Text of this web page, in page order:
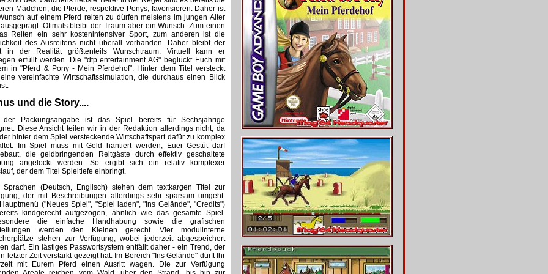
Mädchen, die Pferde, respektive Ponys, favorisieren. Daher ist
auf einem Pferd reiten zu dürfen meistens im jungen Alter
Oftmals bleibt der Traum aber ein Wunsch. Zum einen
Reiten ein sehr kostenintensiver Sport, zum anderen ist die
des Ausreitens nicht überall vorhanden. Daher bleibt der
in der Realität größtenteils Wunschtraum. Virtuell kann er
erfüllt werden. Die "dtp entertainment AG" beglückt Euch mit
in "Pferd & Pony - Mein Pferdehof". Hinter dem Titel versteckt
vereinfachte Wirtschaftssimulation, die durchaus einen Blick
und die Story....
der Packungsangabe ist das Spiel bereits für Sechsjährige
Diese Ansicht teilen wir in der Redaktion allerdings nicht, da
hinter dem Spiel versteckende Wirtschaftspart dafür zu komplex
Im Spiel muss mit Geld hantiert werden, Euer Gestüt darf
die geldbringenden Reitgäste durch effektiv geschaltete
angelockt werden. So ergibt sich ein relativ komplexer
der dem Titel Spieltiefe einbringt.
Sprachen (Deutsch, Englisch) stehen dem textkargen Titel zur
der mit Beschreibungen allerdings sehr sparsam umgeht.
("Neues Spiel", "Spiel laden", "Ins Gelände", "Credits")
kindgerecht aufgezogen, ähnlich wie das gesamte Spiel.
die einfache Handhabung sowie die grafischen
werden den Kleinen gerecht. Vier modulinterne
stehen zur Verfügung, wobei jederzeit abgespeichert
darf. Ein lästiges Passwortsystem entfällt daher - ein Trend, der
letzter Zeit verstärkt gezeigt hat. Im Bereich "Ins Gelände" dürft Ihr
mit Eurem Pferd einen Ausritt wagen. Die zur Verfügung